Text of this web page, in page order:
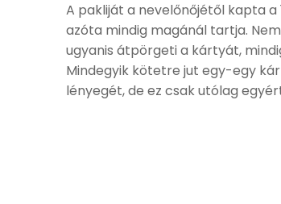
A pakliját a nevelőnőjétől kapta
azóta mindig magánál tartja.
ugyanis átpörgeti a kártyát,
Mindegyik kötetre jut egy-egy
lényegét, de ez csak utólag